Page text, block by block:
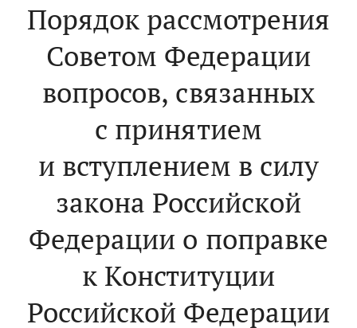
Порядок рассмотрения
Советом Федерации
вопросов, связанных
с принятием
и вступлением в силу
закона Российской
Федерации о поправке
к Конституции
Российской Федерации